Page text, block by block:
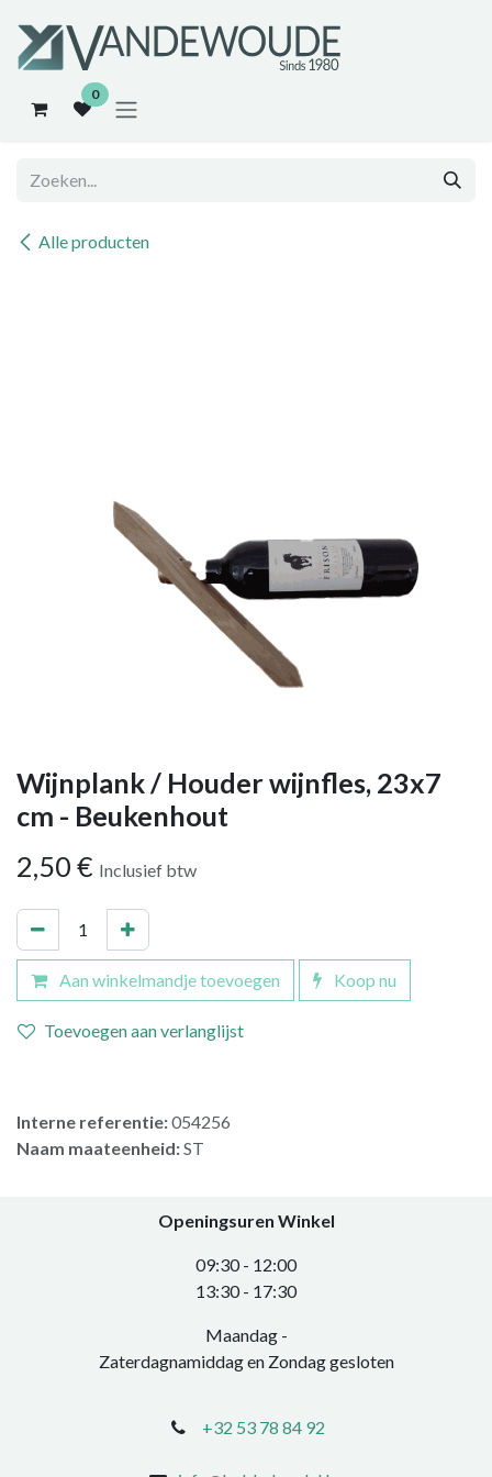
0
Alle producten
Wijnplank / Houder wijnfles, 23x7
cm - Beukenhout
2,50 € Inclusief btw
Aan winkelmandje toevoegen Koop nu
Toevoegen aan verlanglijst
Interne referentie:054256
Naam maateenheid:ST
Openingsuren Winkel
0​9:30 - 12:00
​13:30 - 17:30​
Maandag -
Zaterdagnamiddag en Zondag gesloten
+32 53 78 84 92